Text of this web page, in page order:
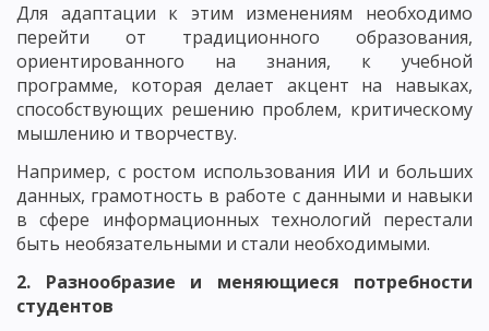
Для адаптации к этим изменениям необходимо
перейти от традиционного образования,
ориентированного на знания, к учебной
программе, которая делает акцент на навыках,
способствующих решению проблем, критическому
мышлению и творчеству.
Например, с ростом использования ИИ и больших
данных, грамотность в работе с данными и навыки
в сфере информационных технологий перестали
быть необязательными и стали необходимыми.
2. Разнообразие и меняющиеся потребности
студентов